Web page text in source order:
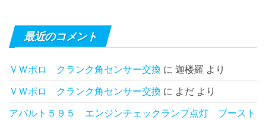
最近のコメント
ＶＷポロ クランク角センサー交換 に 迦楼羅 より
ＶＷポロ クランク角センサー交換 に よだ より
アバルト５９５ エンジンチェックランプ点灯 ブースト